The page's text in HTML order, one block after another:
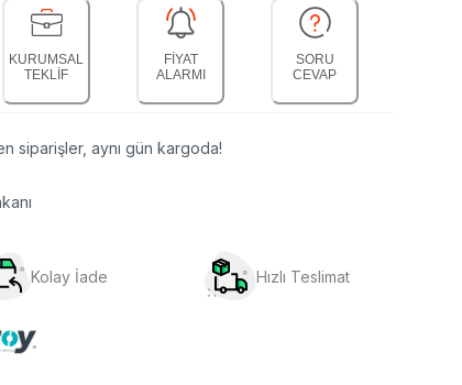
KURUMSAL
TEKLİF
FİYAT
ALARMI
SORU
CEVAP
siparişler, aynı gün kargoda!
Kolay İade Hızlı Teslimat